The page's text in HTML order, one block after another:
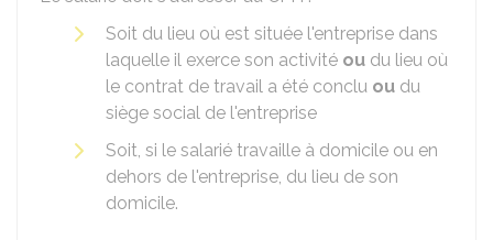
Soit du lieu où est située l'entreprise dans
laquelle il exerce son activité ou du lieu où
le contrat de travail a été conclu ou du
siège social de l'entreprise
Soit, si le salarié travaille à domicile ou en
dehors de l'entreprise, du lieu de son
domicile.